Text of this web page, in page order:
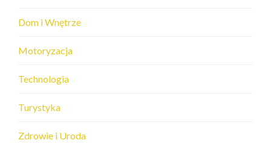
Dom i Wnętrze
Motoryzacja
Technologia
Turystyka
Zdrowie i Uroda